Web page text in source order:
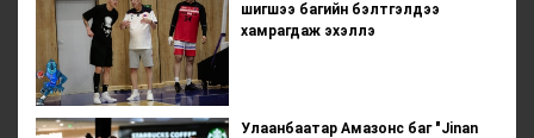
шигшээ багийн бэлтгэлдээ
хамрагдаж эхэллэ
Улаанбаатар Амазонс баг "Jinan